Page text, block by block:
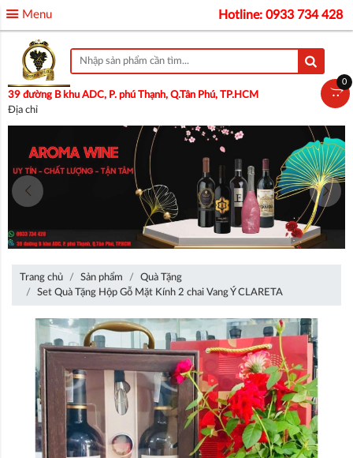
Menu Hotline: 0933 734 428
39 đường B khu ADC, P. phú Thạnh, Q.Tân Phú, TP.HCM
Địa chỉ
Trang chủ Sản phẩm
Quà Tặng
Set Quà Tặng Hộp Gỗ Mặt Kính 2 chai Vang Ý CLARETA
0